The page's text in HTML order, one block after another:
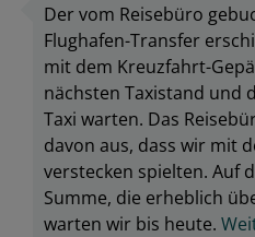
Der vom Reisebüro
Flughafen-Transfer
mit dem Kreuzfahrt-
nächsten Taxistand und
Taxi warten. Das
davon aus, dass wir mit
verstecken spielten. Auf
Summe, die erheblich
warten wir bis heute.